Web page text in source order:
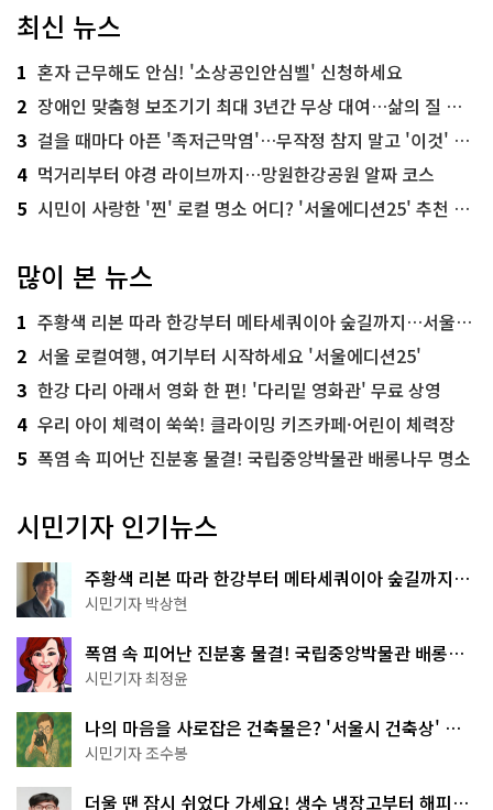
최신 뉴스
1 혼자 근무해도 안심! '소상공인안심벨' 신청하세요
2 장애인 맞춤형 보조기기 최대 3년간 무상 대여…삶의 질 높인다
3 걸을 때마다 아픈 '족저근막염'…무작정 참지 말고 '이것' 해보세요!
4 먹거리부터 야경 라이브까지…망원한강공원 알짜 코스
5 시민이 사랑한 '찐' 로컬 명소 어디? '서울에디션25' 추천 코스
많이 본 뉴스
1 주황색 리본 따라 한강부터 메타세쿼이아 숲길까지…서울둘레길 15코스
2 서울 로컬여행, 여기부터 시작하세요 '서울에디션25'
3 한강 다리 아래서 영화 한 편! '다리밑 영화관' 무료 상영
4 우리 아이 체력이 쑥쑥! 클라이밍 키즈카페·어린이 체력장
5 폭염 속 피어난 진분홍 물결! 국립중앙박물관 배롱나무 명소
시민기자 인기뉴스
주황색 리본 따라 한강부터 메타세쿼이아 숲길까지…
서울둘레길 15코스
시민기자 박상현
폭염 속 피어난 진분홍 물결! 국립중앙박물관 배롱나
무 명소
시민기자 최정윤
나의 마음을 사로잡은 건축물은? '서울시 건축상' 수
상작 공개!
시민기자 조수봉
더울 땐 잠시 쉬었다 가세요! 생수 냉장고부터 해피소